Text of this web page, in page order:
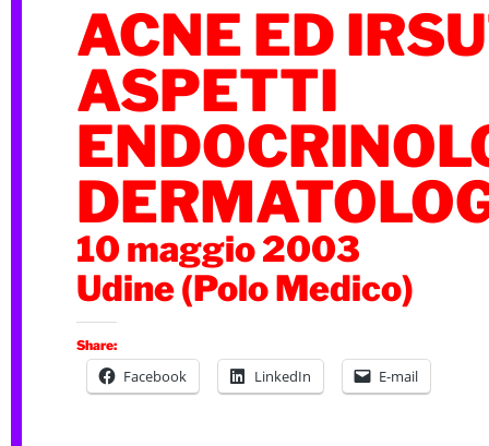
ACNE ED
ASPETTI
10 maggio 2003
Udine (Polo Medico)
Share:
Facebook LinkedIn E-mail